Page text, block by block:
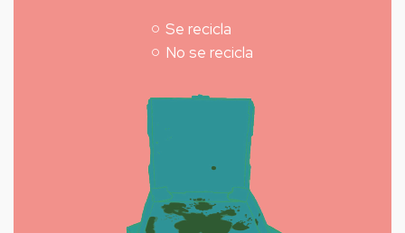
Se recicla
No se recicla